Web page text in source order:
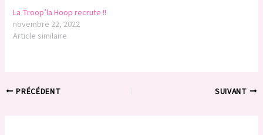
La Troop’la Hoop recrute !!
novembre 22, 2022
Article similaire
PRÉCÉDENT SUIVANT